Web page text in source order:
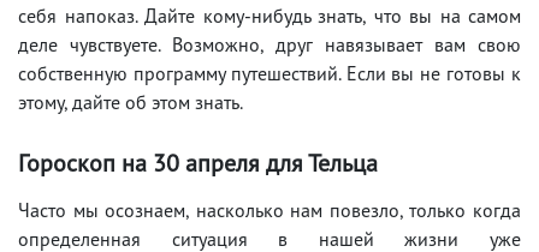
себя напоказ. Дайте кому-нибудь знать, что вы на самом
деле чувствуете. Возможно, друг навязывает вам свою
собственную программу путешествий. Если вы не готовы к
этому, дайте об этом знать.
Гороскоп на 30 апреля для Тельца
Часто мы осознаем, насколько нам повезло, только когда
определенная ситуация в нашей жизни уже